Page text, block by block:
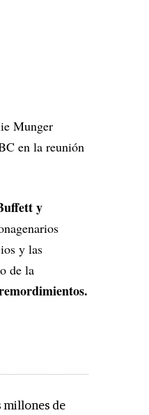
Munger
en la reunión
y
y las
de la
millones de